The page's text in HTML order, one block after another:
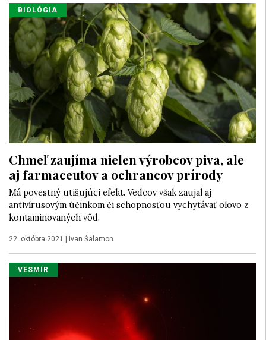
BIOLÓGIA
Chmeľ zaujíma nielen výrobcov piva, ale
aj farmaceutov a ochrancov prírody
Má povestný utišujúci efekt. Vedcov však zaujal aj
antivírusovým účinkom či schopnosťou vychytávať olovo z
kontaminovaných vôd.
22. októbra 2021 Ivan Šalamon
VESMÍR